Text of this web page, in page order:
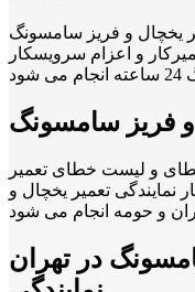
یخچال و فریز سامسونگ
و اعزام سرویسکار
فریز سامسونگ
و لیست خطای تعمیر
تعمیر یخچال و
در تهران